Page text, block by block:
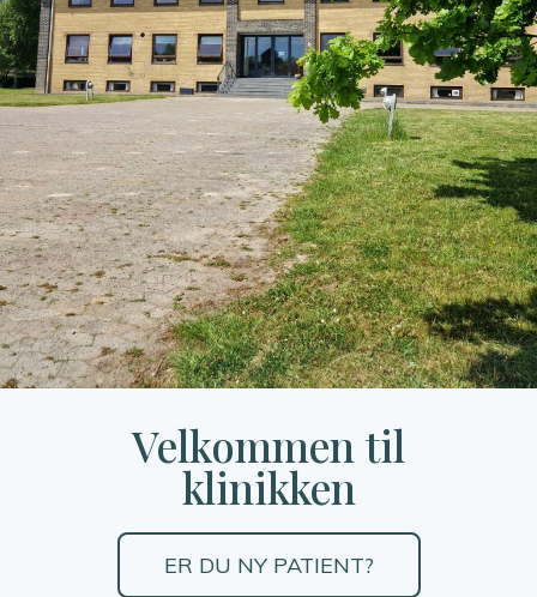
Velkommen til
klinikken
ER DU NY PATIENT?